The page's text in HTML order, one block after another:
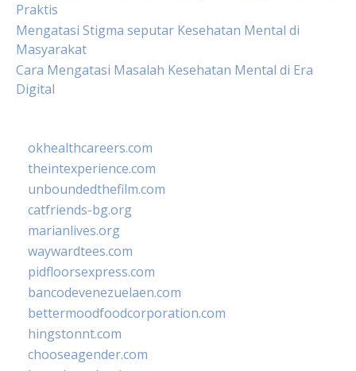
Praktis
Mengatasi Stigma seputar Kesehatan Mental di
Masyarakat
Cara Mengatasi Masalah Kesehatan Mental di Era
Digital
okhealthcareers.com
theintexperience.com
unboundedthefilm.com
catfriends-bg.org
marianlives.org
waywardtees.com
pidfloorsexpress.com
bancodevenezuelaen.com
bettermoodfoodcorporation.com
hingstonnt.com
chooseagender.com